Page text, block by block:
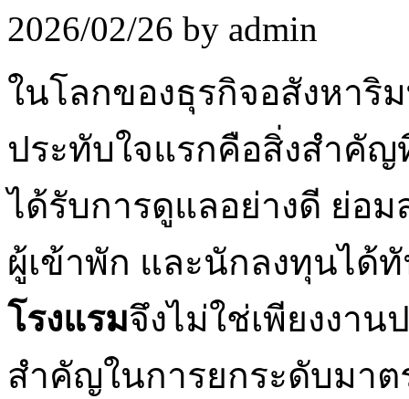
2026/02/26 by admin
ในโลกของธุรกิจอสังหาริ
ประทับใจแรกคือสิ่งสำคั
ได้รับการดูแลอย่างดี ย่อ
ผู้เข้าพัก และนักลงทุนได้
โรงแรมจึงไม่ใช่เพียงงา
สำคัญในการยกระดับมาต